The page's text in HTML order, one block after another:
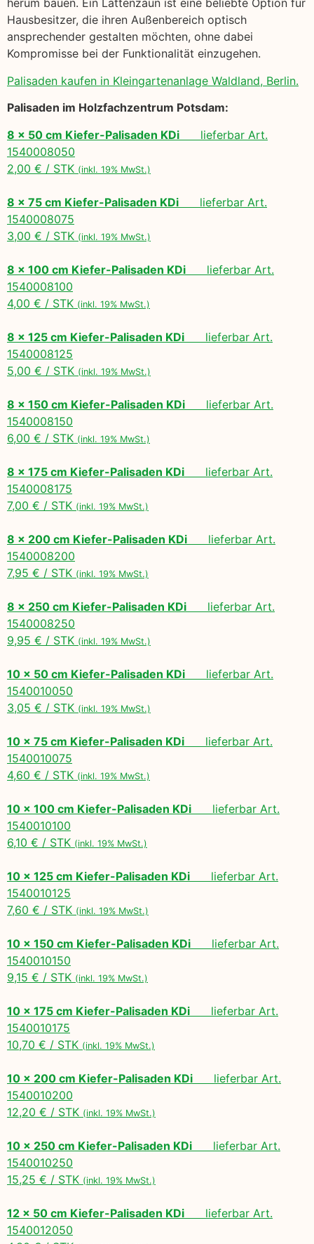
herum bauen. Ein Lattenzaun ist eine beliebte Option für
Hausbesitzer, die ihren Außenbereich optisch
ansprechender gestalten möchten, ohne dabei
Kompromisse bei der Funktionalität einzugehen.
Palisaden kaufen in Kleingartenanlage Waldland, Berlin.
Palisaden im Holzfachzentrum Potsdam:
8 x 50 cm Kiefer-Palisaden KDi lieferbar Art.
1540008050
2,00 € / STK (inkl. 19% MwSt.)
8 x 75 cm Kiefer-Palisaden KDi lieferbar Art.
1540008075
3,00 € / STK (inkl. 19% MwSt.)
8 x 100 cm Kiefer-Palisaden KDi lieferbar Art.
1540008100
4,00 € / STK (inkl. 19% MwSt.)
8 x 125 cm Kiefer-Palisaden KDi lieferbar Art.
1540008125
5,00 € / STK (inkl. 19% MwSt.)
8 x 150 cm Kiefer-Palisaden KDi lieferbar Art.
1540008150
6,00 € / STK (inkl. 19% MwSt.)
8 x 175 cm Kiefer-Palisaden KDi lieferbar Art.
1540008175
7,00 € / STK (inkl. 19% MwSt.)
8 x 200 cm Kiefer-Palisaden KDi lieferbar Art.
1540008200
7,95 € / STK (inkl. 19% MwSt.)
8 x 250 cm Kiefer-Palisaden KDi lieferbar Art.
1540008250
9,95 € / STK (inkl. 19% MwSt.)
10 x 50 cm Kiefer-Palisaden KDi lieferbar Art.
1540010050
3,05 € / STK (inkl. 19% MwSt.)
10 x 75 cm Kiefer-Palisaden KDi lieferbar Art.
1540010075
4,60 € / STK (inkl. 19% MwSt.)
10 x 100 cm Kiefer-Palisaden KDi lieferbar Art.
1540010100
6,10 € / STK (inkl. 19% MwSt.)
10 x 125 cm Kiefer-Palisaden KDi lieferbar Art.
1540010125
7,60 € / STK (inkl. 19% MwSt.)
10 x 150 cm Kiefer-Palisaden KDi lieferbar Art.
1540010150
9,15 € / STK (inkl. 19% MwSt.)
10 x 175 cm Kiefer-Palisaden KDi lieferbar Art.
1540010175
10,70 € / STK (inkl. 19% MwSt.)
10 x 200 cm Kiefer-Palisaden KDi lieferbar Art.
1540010200
12,20 € / STK (inkl. 19% MwSt.)
10 x 250 cm Kiefer-Palisaden KDi lieferbar Art.
1540010250
15,25 € / STK (inkl. 19% MwSt.)
12 x 50 cm Kiefer-Palisaden KDi lieferbar Art.
1540012050